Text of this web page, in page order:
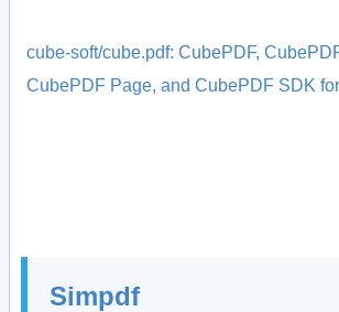
cube-soft/cube.pdf: CubePDF,
CubePDF Page, and CubePDF SDK
Simpdf